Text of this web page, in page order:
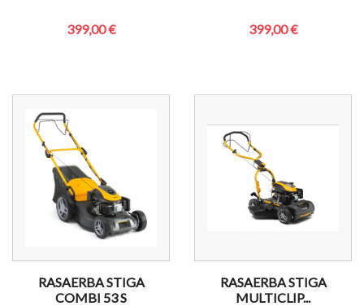
399,00 € 399,00 €
RASAERBA STIGA
COMBI 53 S
RASAERBA STIGA
MULTICLIP...